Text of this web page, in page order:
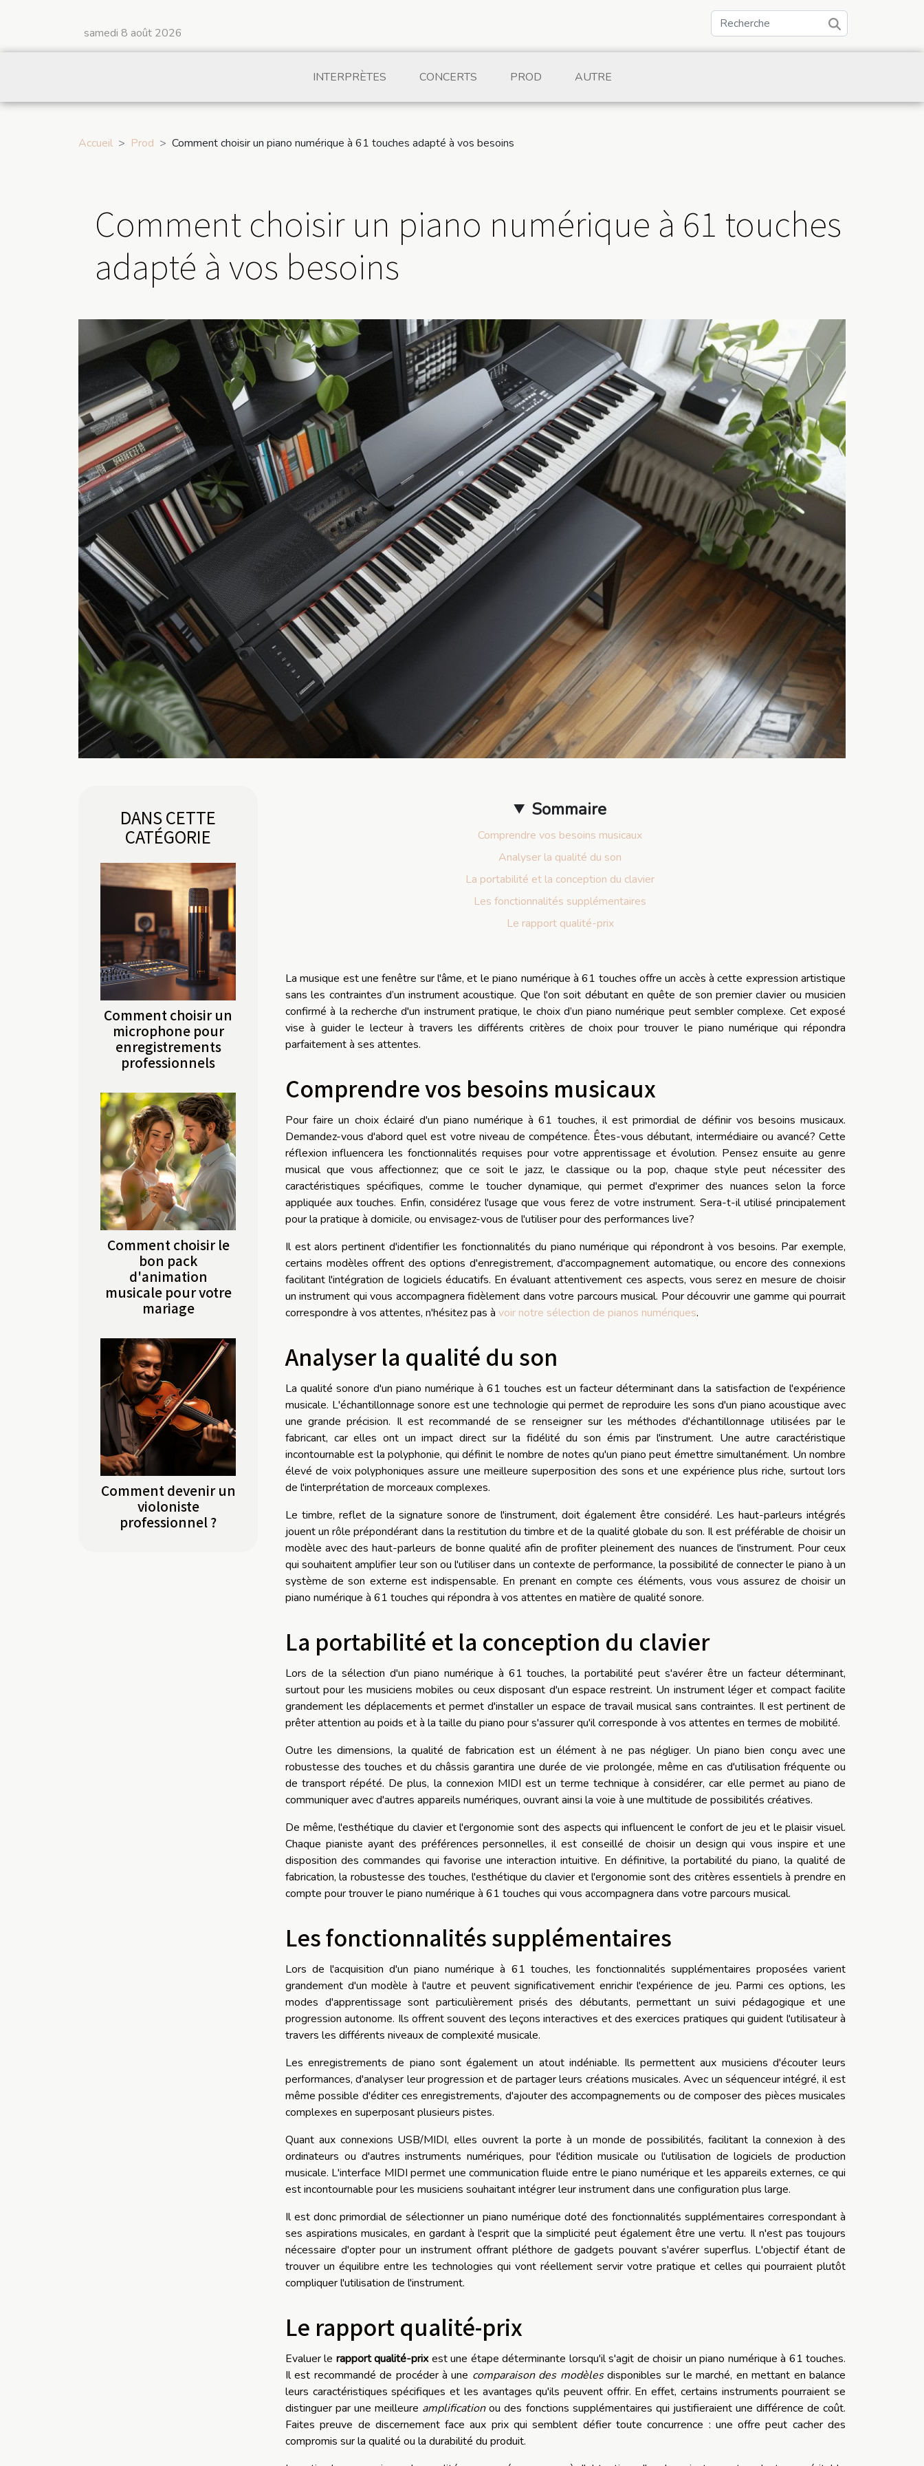
samedi 8 août 2026
INTERPRÈTES CONCERTS PROD AUTRE
Accueil Prod Comment choisir un piano numérique à 61 touches adapté à vos besoins
Comment choisir un piano numérique à 61 touches
adapté à vos besoins
DANS CETTE
CATÉGORIE
Comment choisir un
microphone pour
enregistrements
professionnels
Comment choisir le
bon pack
d'animation
musicale pour votre
mariage
Comment devenir un
violoniste
professionnel ?
Sommaire
Comprendre vos besoins musicaux
Analyser la qualité du son
La portabilité et la conception du clavier
Les fonctionnalités supplémentaires
Le rapport qualité-prix
La musique est une fenêtre sur l'âme, et le piano numérique à 61 touches offre un accès à cette expression artistique
sans les contraintes d’un instrument acoustique. Que l'on soit débutant en quête de son premier clavier ou musicien
confirmé à la recherche d'un instrument pratique, le choix d’un piano numérique peut sembler complexe. Cet exposé
vise à guider le lecteur à travers les différents critères de choix pour trouver le piano numérique qui répondra
parfaitement à ses attentes.
Comprendre vos besoins musicaux
Pour faire un choix éclairé d'un piano numérique à 61 touches, il est primordial de définir vos besoins musicaux.
Demandez-vous d'abord quel est votre niveau de compétence. Êtes-vous débutant, intermédiaire ou avancé? Cette
réflexion influencera les fonctionnalités requises pour votre apprentissage et évolution. Pensez ensuite au genre
musical que vous affectionnez; que ce soit le jazz, le classique ou la pop, chaque style peut nécessiter des
caractéristiques spécifiques, comme le toucher dynamique, qui permet d'exprimer des nuances selon la force
appliquée aux touches. Enfin, considérez l'usage que vous ferez de votre instrument. Sera-t-il utilisé principalement
pour la pratique à domicile, ou envisagez-vous de l'utiliser pour des performances live?
Il est alors pertinent d'identifier les fonctionnalités du piano numérique qui répondront à vos besoins. Par exemple,
certains modèles offrent des options d'enregistrement, d'accompagnement automatique, ou encore des connexions
facilitant l'intégration de logiciels éducatifs. En évaluant attentivement ces aspects, vous serez en mesure de choisir
un instrument qui vous accompagnera fidèlement dans votre parcours musical. Pour découvrir une gamme qui pourrait
correspondre à vos attentes, n'hésitez pas à voir notre sélection de pianos numériques.
Analyser la qualité du son
La qualité sonore d'un piano numérique à 61 touches est un facteur déterminant dans la satisfaction de l'expérience
musicale. L'échantillonnage sonore est une technologie qui permet de reproduire les sons d'un piano acoustique avec
une grande précision. Il est recommandé de se renseigner sur les méthodes d'échantillonnage utilisées par le
fabricant, car elles ont un impact direct sur la fidélité du son émis par l'instrument. Une autre caractéristique
incontournable est la polyphonie, qui définit le nombre de notes qu'un piano peut émettre simultanément. Un nombre
élevé de voix polyphoniques assure une meilleure superposition des sons et une expérience plus riche, surtout lors
de l'interprétation de morceaux complexes.
Le timbre, reflet de la signature sonore de l'instrument, doit également être considéré. Les haut-parleurs intégrés
jouent un rôle prépondérant dans la restitution du timbre et de la qualité globale du son. Il est préférable de choisir un
modèle avec des haut-parleurs de bonne qualité afin de profiter pleinement des nuances de l'instrument. Pour ceux
qui souhaitent amplifier leur son ou l'utiliser dans un contexte de performance, la possibilité de connecter le piano à un
système de son externe est indispensable. En prenant en compte ces éléments, vous vous assurez de choisir un
piano numérique à 61 touches qui répondra à vos attentes en matière de qualité sonore.
La portabilité et la conception du clavier
Lors de la sélection d'un piano numérique à 61 touches, la portabilité peut s'avérer être un facteur déterminant,
surtout pour les musiciens mobiles ou ceux disposant d'un espace restreint. Un instrument léger et compact facilite
grandement les déplacements et permet d'installer un espace de travail musical sans contraintes. Il est pertinent de
prêter attention au poids et à la taille du piano pour s'assurer qu'il corresponde à vos attentes en termes de mobilité.
Outre les dimensions, la qualité de fabrication est un élément à ne pas négliger. Un piano bien conçu avec une
robustesse des touches et du châssis garantira une durée de vie prolongée, même en cas d'utilisation fréquente ou
de transport répété. De plus, la connexion MIDI est un terme technique à considérer, car elle permet au piano de
communiquer avec d'autres appareils numériques, ouvrant ainsi la voie à une multitude de possibilités créatives.
De même, l'esthétique du clavier et l'ergonomie sont des aspects qui influencent le confort de jeu et le plaisir visuel.
Chaque pianiste ayant des préférences personnelles, il est conseillé de choisir un design qui vous inspire et une
disposition des commandes qui favorise une interaction intuitive. En définitive, la portabilité du piano, la qualité de
fabrication, la robustesse des touches, l'esthétique du clavier et l'ergonomie sont des critères essentiels à prendre en
compte pour trouver le piano numérique à 61 touches qui vous accompagnera dans votre parcours musical.
Les fonctionnalités supplémentaires
Lors de l'acquisition d'un piano numérique à 61 touches, les fonctionnalités supplémentaires proposées varient
grandement d'un modèle à l'autre et peuvent significativement enrichir l'expérience de jeu. Parmi ces options, les
modes d'apprentissage sont particulièrement prisés des débutants, permettant un suivi pédagogique et une
progression autonome. Ils offrent souvent des leçons interactives et des exercices pratiques qui guident l'utilisateur à
travers les différents niveaux de complexité musicale.
Les enregistrements de piano sont également un atout indéniable. Ils permettent aux musiciens d'écouter leurs
performances, d'analyser leur progression et de partager leurs créations musicales. Avec un séquenceur intégré, il est
même possible d'éditer ces enregistrements, d'ajouter des accompagnements ou de composer des pièces musicales
complexes en superposant plusieurs pistes.
Quant aux connexions USB/MIDI, elles ouvrent la porte à un monde de possibilités, facilitant la connexion à des
ordinateurs ou d'autres instruments numériques, pour l'édition musicale ou l'utilisation de logiciels de production
musicale. L'interface MIDI permet une communication fluide entre le piano numérique et les appareils externes, ce qui
est incontournable pour les musiciens souhaitant intégrer leur instrument dans une configuration plus large.
Il est donc primordial de sélectionner un piano numérique doté des fonctionnalités supplémentaires correspondant à
ses aspirations musicales, en gardant à l'esprit que la simplicité peut également être une vertu. Il n'est pas toujours
nécessaire d'opter pour un instrument offrant pléthore de gadgets pouvant s'avérer superflus. L'objectif étant de
trouver un équilibre entre les technologies qui vont réellement servir votre pratique et celles qui pourraient plutôt
compliquer l'utilisation de l'instrument.
Le rapport qualité-prix
Evaluer le rapport qualité-prixest une étape déterminante lorsqu'il s'agit de choisir un piano numérique à 61 touches.
Il est recommandé de procéder à une comparaison des modèlesdisponibles sur le marché, en mettant en balance
leurs caractéristiques spécifiques et les avantages qu'ils peuvent offrir. En effet, certains instruments pourraient se
distinguer par une meilleure amplificationou des fonctions supplémentaires qui justifieraient une différence de coût.
Faites preuve de discernement face aux prix qui semblent défier toute concurrence : une offre peut cacher des
compromis sur la qualité ou la durabilité du produit.